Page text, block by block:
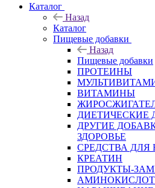
Каталог
Назад
Каталог
Пищевые добавки
Назад
Пищевые добавки
ПРОТЕИНЫ
ВИТАМИНЫ
ДИЕТИЧЕСКИЕ
ДРУГИЕ
ЗДОРОВЬЕ
СРЕДСТВА ДЛЯ
КРЕАТИН
ПРОДУКТЫ-